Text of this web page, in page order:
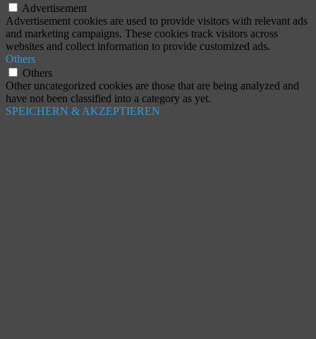
Advertisement
Advertisement cookies are used to provide visitors with relevant ads
and marketing campaigns. These cookies track visitors across
websites and collect information to provide customized ads.
Others
Others
Other uncategorized cookies are those that are being analyzed and
have not been classified into a category as yet.
SPEICHERN & AKZEPTIEREN